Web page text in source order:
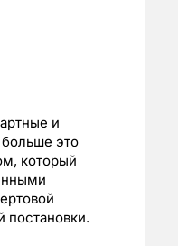
и
это
который
постановки.